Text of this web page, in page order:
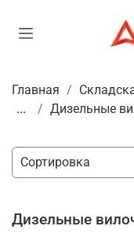
Главная
...
Дизельные
Дизельные